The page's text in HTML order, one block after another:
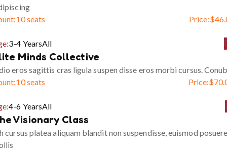
10 seats Price:$
3-4 YearsAll
Minds Collective
eros sagittis cras ligula suspen disse eros morbi cursus.
10 seats Price:$
4-6 YearsAll
Visionary Class
cursus platea aliquam blandit non suspendisse, euismod